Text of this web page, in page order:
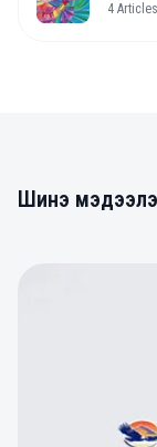
4 Articles
Шинэ